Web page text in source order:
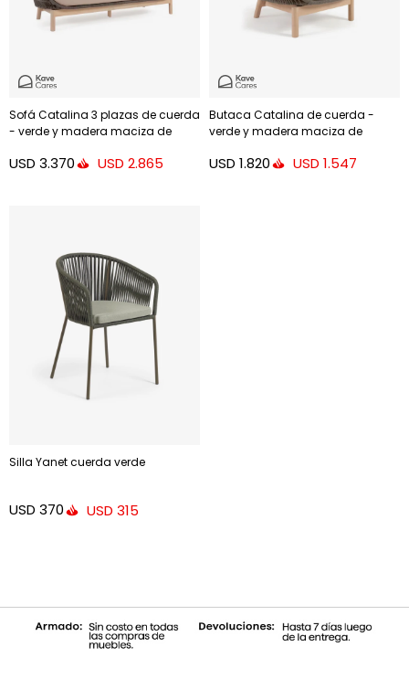
Sofá Catalina 3 plazas de cuerda
- verde y madera maciza de
USD 3.370 USD 2.865
Butaca Catalina de cuerda -
verde y madera maciza de
USD 1.820 USD 1.547
Silla Yanet cuerda verde
USD 370 USD 315